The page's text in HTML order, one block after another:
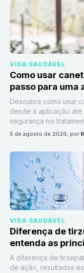
VIDA SAUDÁVEL
Como usar
passo para uma
Descubra como usar
desde a aplicação até
segurança no
5 de agosto de 2026, por
VIDA SAUDÁVEL
Diferença de
entenda as
A diferença de
de ação, resultados